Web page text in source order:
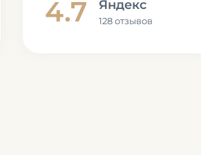
4.7 Яндекс
128 отзывов